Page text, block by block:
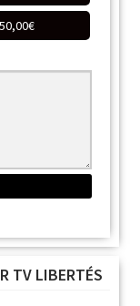
€
TV LIBERTÉS